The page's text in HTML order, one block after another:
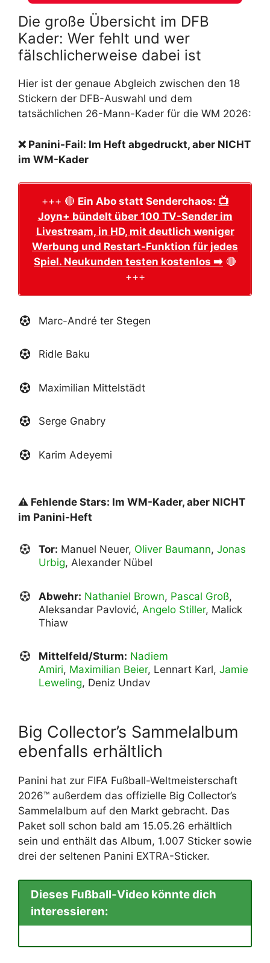
Die große Übersicht im DFB
Kader: Wer fehlt und wer
fälschlicherweise dabei ist
Hier ist der genaue Abgleich zwischen den 18
Stickern der DFB-Auswahl und dem
tatsächlichen 26-Mann-Kader für die WM 2026:
❌ Panini-Fail: Im Heft abgedruckt, aber NICHT
im WM-Kader
+++ 🔴 Ein Abo statt Senderchaos: 📺
Joyn+ bündelt über 100 TV-Sender im
Livestream, in HD, mit deutlich weniger
Werbung und Restart-Funktion für jedes
Spiel. Neukunden testen kostenlos ➡️ 🔴
+++
Marc-André ter Stegen
Ridle Baku
Maximilian Mittelstädt
Serge Gnabry
Karim Adeyemi
⚠️ Fehlende Stars: Im WM-Kader, aber NICHT
im Panini-Heft
Tor: Manuel Neuer, Oliver Baumann, Jonas
Urbig, Alexander Nübel
Abwehr: Nathaniel Brown, Pascal Groß,
Aleksandar Pavlović, Angelo Stiller, Malick
Thiaw
Mittelfeld/Sturm: Nadiem
Amiri, Maximilian Beier, Lennart Karl, Jamie
Leweling, Deniz Undav
Big Collector’s Sammelalbum
ebenfalls erhältlich
Panini hat zur FIFA Fußball-Weltmeisterschaft
2026™ außerdem das offizielle Big Collector’s
Sammelalbum auf den Markt gebracht. Das
Paket soll schon bald am 15.05.26 erhältlich
sein und enthält das Album, 1.007 Sticker sowie
drei der seltenen Panini EXTRA-Sticker.
Dieses Fußball-Video könnte dich
interessieren: